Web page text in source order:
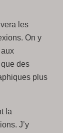
les
On y
des
plus
la
J’y